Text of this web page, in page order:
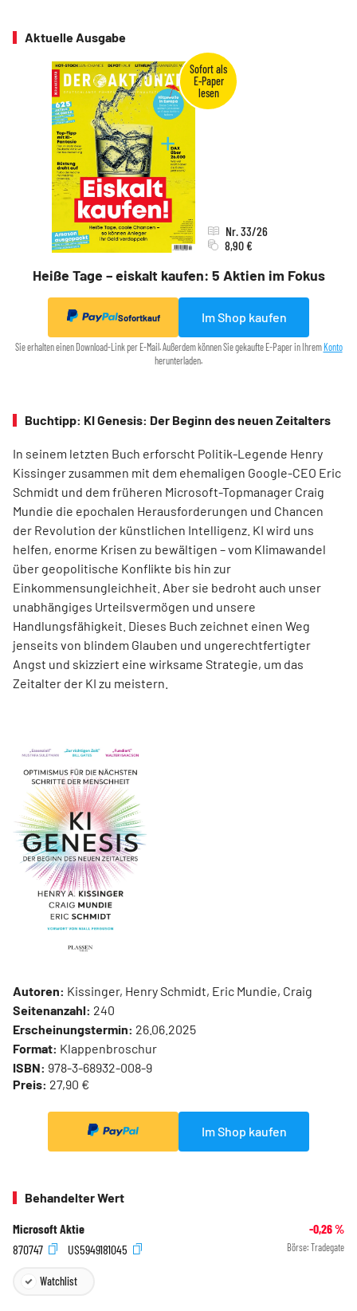
Aktuelle Ausgabe
Heiße Tage – eiskalt kaufen: 5 Aktien im Fokus
Nr. 33/26
8,90 €
Sofortkauf Im Shop kaufen
Sie erhalten einen Download-Link per E-Mail. Außerdem können Sie gekaufte E-Paper in Ihrem Konto
herunterladen.
Buchtipp: KI Genesis: Der Beginn des neuen Zeitalters
In seinem letzten Buch erforscht Politik-Legende Henry
Kissinger zusammen mit dem ehemaligen Google-CEO Eric
Schmidt und dem früheren Microsoft-Topmanager Craig
Mundie die epochalen Herausforderungen und Chancen
der Revolution der künstlichen Intelligenz. KI wird uns
helfen, enorme Krisen zu bewältigen – vom Klimawandel
über geo­poli­tische Konflikte bis hin zur
Einkommensungleichheit. Aber sie bedroht auch unser
unabhängiges Urteilsvermögen und unsere
Handlungsfähigkeit. Dieses Buch zeichnet einen Weg
jenseits von blindem Glauben und ungerechtfertigter
Angst und skizziert eine wirksame Strategie, um das
Zeitalter der KI zu meistern.
Autoren: Kissinger, Henry Schmidt, Eric Mundie, Craig
Seitenanzahl: 240
Erscheinungstermin: 26.06.2025
Format: Klappenbroschur
ISBN: 978-3-68932-008-9
Preis: 27,90 €
Im Shop kaufen
Behandelter Wert
Microsoft Aktie -0,26%
870747
US5949181045 Börse: Tradegate
Watchlist